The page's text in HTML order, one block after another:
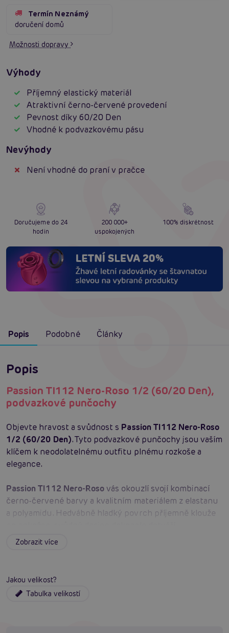
Termín Neznámý
doručení domů
Možnosti dopravy
Výhody
Příjemný elastický materiál
Atraktivní černo-červené provedení
Pevnost díky 60/20 Den
Vhodné k podvazkovému pásu
Nevýhody
Není vhodné do praní v pračce
Doručujeme do 24
hodin
200 000+
uspokojených
100% diskrétnost
Popis Podobné Články
Popis
Passion TI112 Nero-Roso 1/2 (60/20 Den),
podvazkové punčochy
Objevte hravost a svůdnost s Passion TI112 Nero-Roso
1/2 (60/20 Den). Tyto podvazkové punčochy jsou vaším
klíčem k neodolatelnému outfitu plnému rozkoše a
elegance.
Passion TI112 Nero-Rosovás okouzlí svojí kombinací
černo-červené barvy a kvalitním materiálem z elastanu
a polyamidu. Hedvábně hladký povrch příjemně klouže
podvazkový efekt. 60/20 Den zajišťuje optimální
večery. Díky velikosti 1/2 padnou menším velikostem a
Zobrazit více
Jakou velikost?
Tabulka velikostí